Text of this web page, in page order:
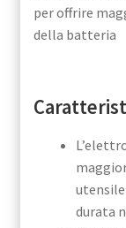
per offrire
della batteria
durata